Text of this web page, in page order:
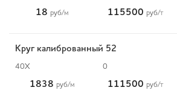
18 руб/м 115500 руб/т
Круг калиброванный 52
40Х 0
1838 руб/м 111500 руб/т